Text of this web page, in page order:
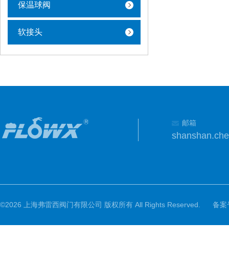
保温球阀
软接头
邮箱
©2026 上海弗雷西阀门有限公司 版权所有 All Rights Reserved. 备案